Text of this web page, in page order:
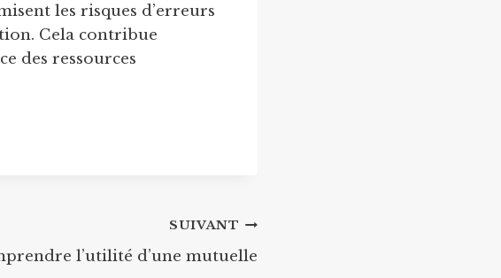
les risques d’erreurs
Cela contribue
des ressources
SUIVANT
l’utilité d’une mutuelle